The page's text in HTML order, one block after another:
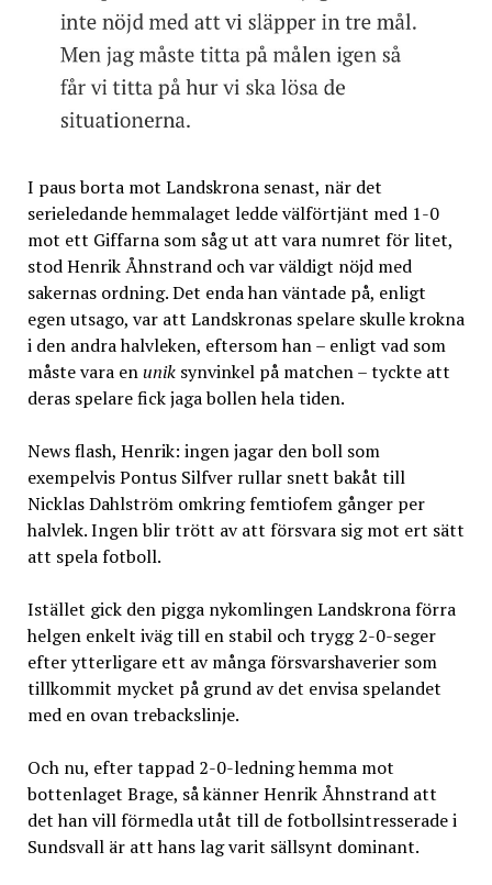
I paus borta mot Landskrona senast, när det
serieledande hemmalaget ledde välförtjänt med 1-0
mot ett Giffarna som såg ut att vara numret för litet,
stod Henrik Åhnstrand och var väldigt nöjd med
sakernas ordning. Det enda han väntade på, enligt
egen utsago, var att Landskronas spelare skulle krokna
i den andra halvleken, eftersom han – enligt vad som
måste vara enunik synvinkel på matchen – tyckte att
deras spelare fick jaga bollen hela tiden.
News flash, Henrik: ingen jagar den boll som
exempelvis Pontus Silfver rullar snett bakåt till
Nicklas Dahlström omkring femtiofem gånger per
halvlek. Ingen blir trött av att försvara sig mot ert sätt
att spela fotboll.
Istället gick den pigga nykomlingen Landskrona förra
helgen enkelt iväg till en stabil och trygg 2-0-seger
efter ytterligare ett av många försvarshaverier som
tillkommit mycket på grund av det envisa spelandet
med en ovan trebackslinje.
Och nu, efter tappad 2-0-ledning hemma mot
bottenlaget Brage, så känner Henrik Åhnstrand att
det han vill förmedla utåt till de fotbollsintresserade i
Sundsvall är att hans lag varit sällsynt dominant.